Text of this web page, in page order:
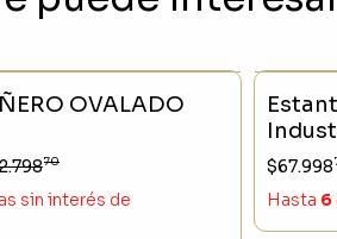
- 23 %
OVALADO
70
sin interés de
SIN
Metal
$67.998
Hasta 6